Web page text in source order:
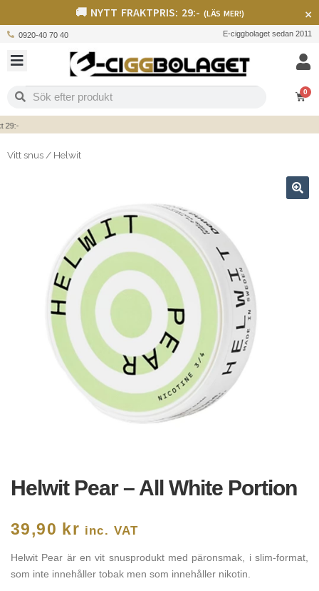
🚚 NYTT FRAKTPRIS: 29:- (LÄS MER!) ×
0920-40 70 40 E-ciggbolaget sedan 2011
0
Vitt snus / Helwit
Helwit Pear – All White Portion
39,90 kr inc. VAT
Helwit Pear är en vit snusprodukt med päronsmak, i slim-format,
som inte innehåller tobak men som innehåller nikotin.